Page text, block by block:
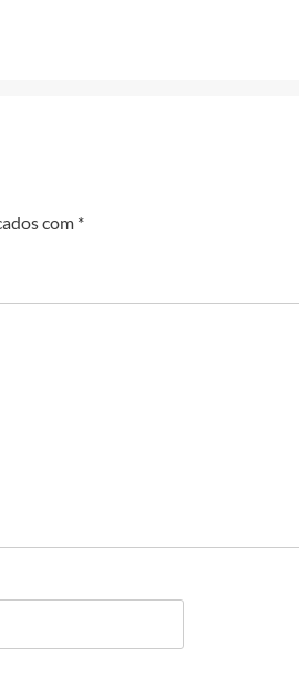
com *